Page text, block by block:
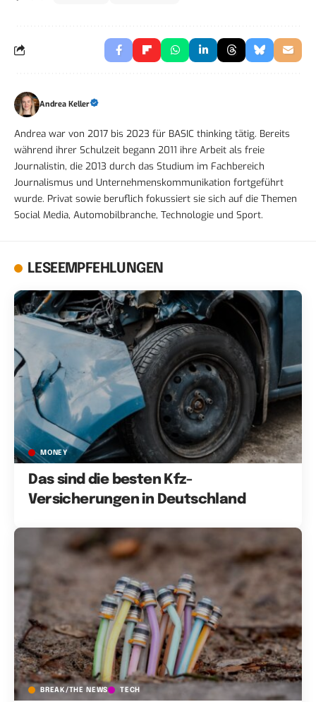
Andrea Keller
Andrea war von 2017 bis 2023 für BASIC thinking tätig. Bereits
während ihrer Schulzeit begann 2011 ihre Arbeit als freie
Journalistin, die 2013 durch das Studium im Fachbereich
Journalismus und Unternehmenskommunikation fortgeführt
wurde. Privat sowie beruflich fokussiert sie sich auf die Themen
Social Media, Automobilbranche, Technologie und Sport.
LESEEMPFEHLUNGEN
MONEY
Das sind die besten Kfz-
Versicherungen in Deutschland
BREAK/THE NEWS TECH